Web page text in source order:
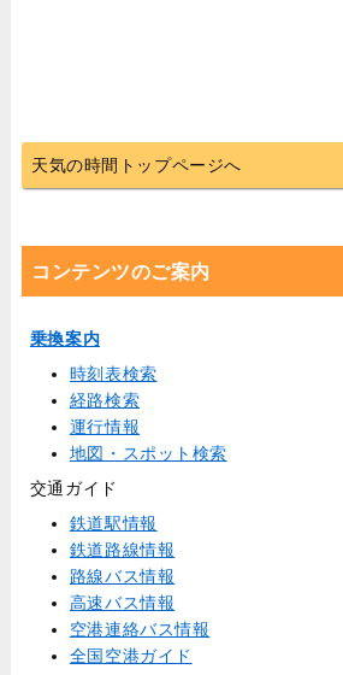
天気の時間トップページへ
コンテンツのご案内
乗換案内
時刻表検索
経路検索
運行情報
地図・スポット検索
交通ガイド
鉄道駅情報
鉄道路線情報
路線バス情報
高速バス情報
空港連絡バス情報
全国空港ガイド